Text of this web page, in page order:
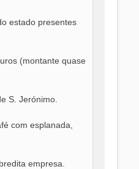
estado presentes
(montante quase
S. Jerónimo.
com esplanada,
empresa.